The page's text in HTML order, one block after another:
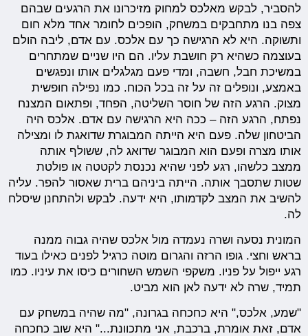
להסביר, לבקש מאלכס למחוק מזיכרונו את הרגעים שבהם
צפה בנו מתחבקים במשחק, הופכים לחומר אחד מלא חום
ותשוקה. היא לא הרגישה כך עם אלכס. עם אדם, ליבה הולם
בעוצמה כשהיא רק חושבת עליו. הם היו שניים שמתחרים
במשיכת חבל, חשבה, ומדי פעם מגלגלים אותו ונפגשים
באמצע, ונופלים זה על זה בכל הכוח. כמו נפילה חופשית
מצוק. הרגע הזה של חוסר השליטה, הפחד, ופתאום המצנח
נפתח, הרגע הזה – ככה היא הרגישה עם אדם. אלכס היה
הביטחון שלה. פעם היא הייתה המבוגרת שדואגת לו ומצילה
אותו מצרה ופעם הוא המבוגר שדואג לה, ששולף אותה
ממצב כלשהו, רגע לפני שהיא נכנסת לקטטה או פולטת
שטות שתסבך אותה. הייתה ביניהם ברית שאסור להפר. עליה
להשיב את המצב לקדמותו, היא ידעה. לבקש ולהתחנן שיסלח
לה.
המונית נסעה ושרה נעמדה מול אלכס שהיה גבוה ממנה
בראש וחצי. גופו הרזה והגרום מוטה כרגיל לפנים כאילו בעוד
רגע ייפול על פניו. משקפי השמש השחורים כיסו את עיניו. כמו
תמיד, שרה לא ידעה לאן הוא מביט.
"שמע, אלכס," היא כחכחה בגרונה, "מה שהיה במשחק עם
אדם, זאת אומרת, ברכבת, אני מתכוונת..." היא שוב כחכחה